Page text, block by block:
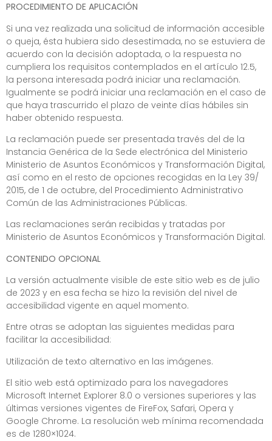
PROCEDIMIENTO DE APLICACIÓN
Si una vez realizada una solicitud de información accesible
o queja, ésta hubiera sido desestimada, no se estuviera de
acuerdo con la decisión adoptada, o la respuesta no
cumpliera los requisitos contemplados en el artículo 12.5,
la persona interesada podrá iniciar una reclamación.
Igualmente se podrá iniciar una reclamación en el caso de
que haya trascurrido el plazo de veinte días hábiles sin
haber obtenido respuesta.
La reclamación puede ser presentada través del de la
Instancia Genérica de la Sede electrónica del Ministerio
Ministerio de Asuntos Económicos y Transformación Digital,
así como en el resto de opciones recogidas en la Ley 39/
2015, de 1 de octubre, del Procedimiento Administrativo
Común de las Administraciones Públicas.
Las reclamaciones serán recibidas y tratadas por
Ministerio de Asuntos Económicos y Transformación Digital.
CONTENIDO OPCIONAL
La versión actualmente visible de este sitio web es de julio
de 2023 y en esa fecha se hizo la revisión del nivel de
accesibilidad vigente en aquel momento.
Entre otras se adoptan las siguientes medidas para
facilitar la accesibilidad:
Utilización de texto alternativo en las imágenes.
El sitio web está optimizado para los navegadores
Microsoft Internet Explorer 8.0 o versiones superiores y las
últimas versiones vigentes de FireFox, Safari, Opera y
Google Chrome. La resolución web mínima recomendada
es de 1280×1024.